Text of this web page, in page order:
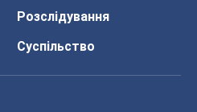
Розслідування
Суспільство